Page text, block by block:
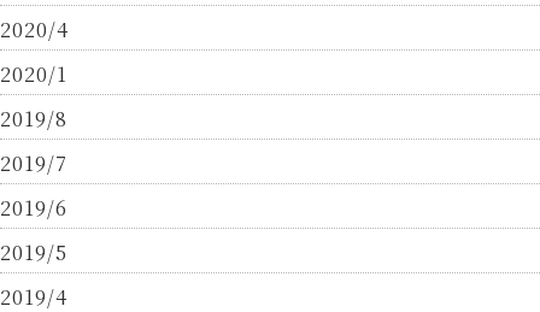
2020/4
2020/1
2019/8
2019/7
2019/6
2019/5
2019/4